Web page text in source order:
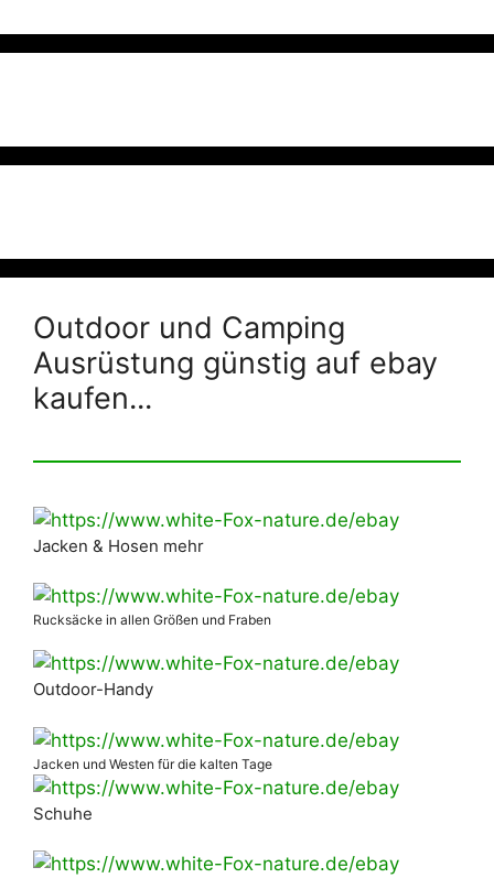
Outdoor und Camping
Ausrüstung günstig auf ebay
kaufen...
Jacken & Hosen mehr
Rucksäcke in allen Größen und Fraben
Outdoor-Handy
Jacken und Westen für die kalten Tage
Schuhe